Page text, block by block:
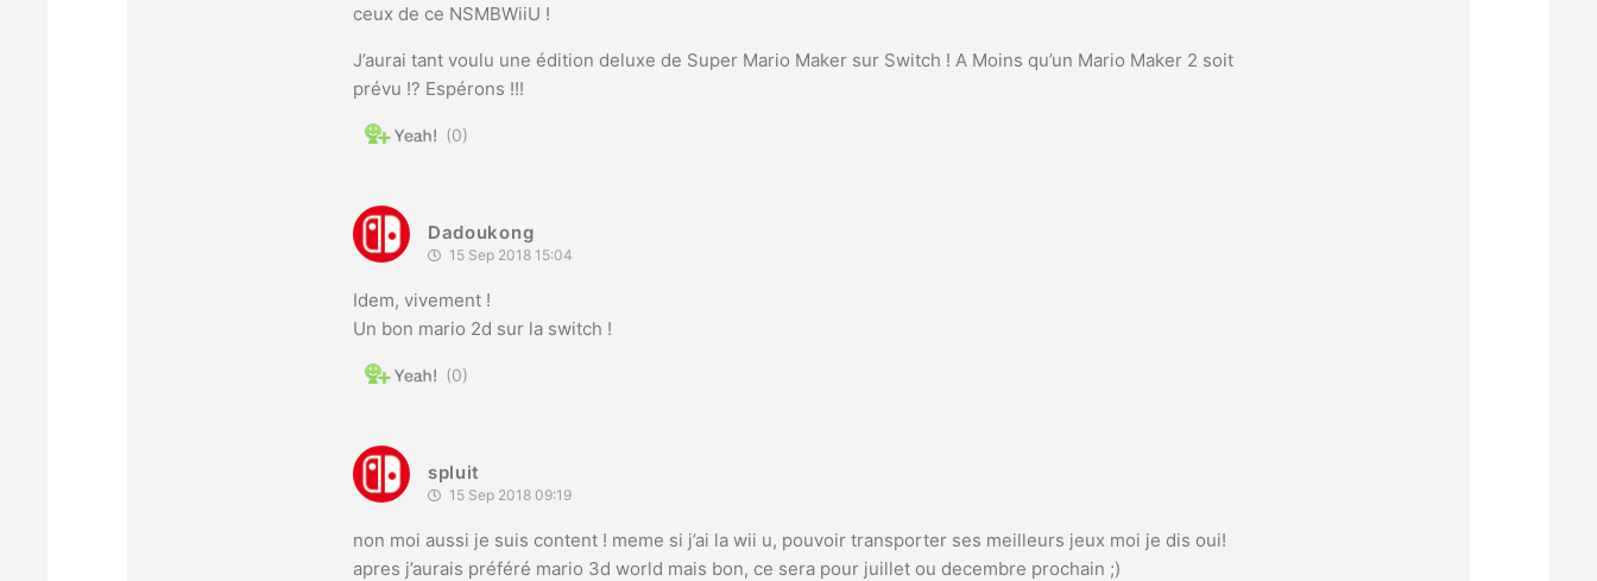
ceux de ce NSMBWiiU !
J’aurai tant voulu une édition deluxe de Super Mario Maker sur Switch ! A Moins qu’un Mario Maker 2 soit
prévu !? Espérons !!!
0
Dadoukong
15 Sep 2018 15:04
Idem, vivement !
Un bon mario 2d sur la switch !
0
spluit
15 Sep 2018 09:19
non moi aussi je suis content ! meme si j’ai la wii u, pouvoir transporter ses meilleurs jeux moi je dis oui!
apres j’aurais préféré mario 3d world mais bon, ce sera pour juillet ou decembre prochain ;)